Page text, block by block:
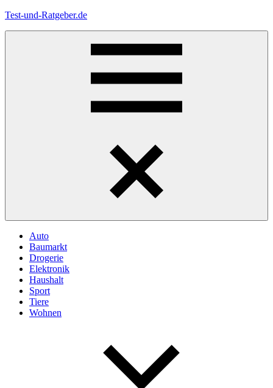
Zum
Test-und-Ratgeber.de
Auto
Baumarkt
Drogerie
Elektronik
Haushalt
Sport
Tiere
Wohnen